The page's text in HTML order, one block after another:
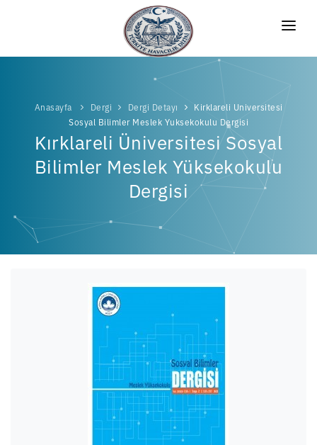
ANASAYFA
DERGILER
ETKINLIKLER
ARAŞTIRMA MERKEZI
BETA
BETA
BLOG
Anasayfa Dergi Dergi Detayı
Kirklareli Universitesi
Sosyal Bilimler Meslek Yuksekokulu Dergisi
Kırklareli Üniversitesi Sosyal
Bilimler Meslek Yüksekokulu
Dergisi